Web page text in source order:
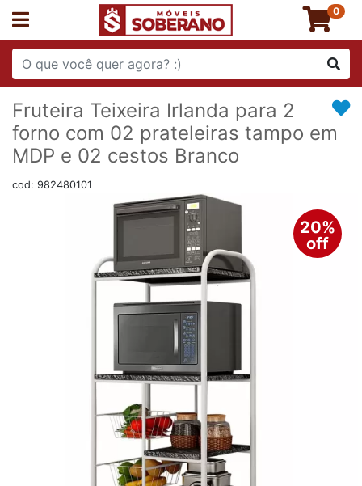
0
Fruteira Teixeira Irlanda para 2
forno com 02 prateleiras tampo em
MDP e 02 cestos Branco
cod: 982480101
20%
off